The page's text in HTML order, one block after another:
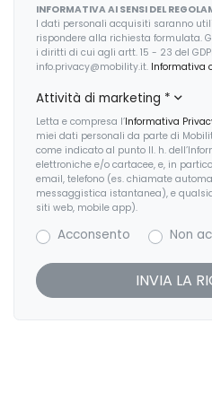
Radio DAB
Regolatore di velocità - Cruise
Sedile riscaldato lato guidatore
Sedili anteriori regolabili
Sedili anteriori sportivi
Selettore stile di guida
Servosterzo
Sistema audio
Impianto audio con 6
Impianto di scarico
Indicatore pressione pneumatici
Interni in alcantara e pelle
Interni personalizzazione colori
Luci di emergenza
Mobility kit
Personal esim
Personalizzazione colori esterni
INFORMATIVA AI SENSI DEL
I dati personali acquisiti saranno
rispondere alla richiesta formulata.
i diritti di cui agli artt. 15 - 23 del
info.privacy@mobility.it. Informativa
Attività di marketing *
Letta e compresa l’Informativa
miei dati personali da parte di
come indicato al punto II. h.
elettroniche e/o cartacee, e, in
email, telefono (es. chiamate
messaggistica istantanea), e
siti web, mobile app).
Acconsento Non